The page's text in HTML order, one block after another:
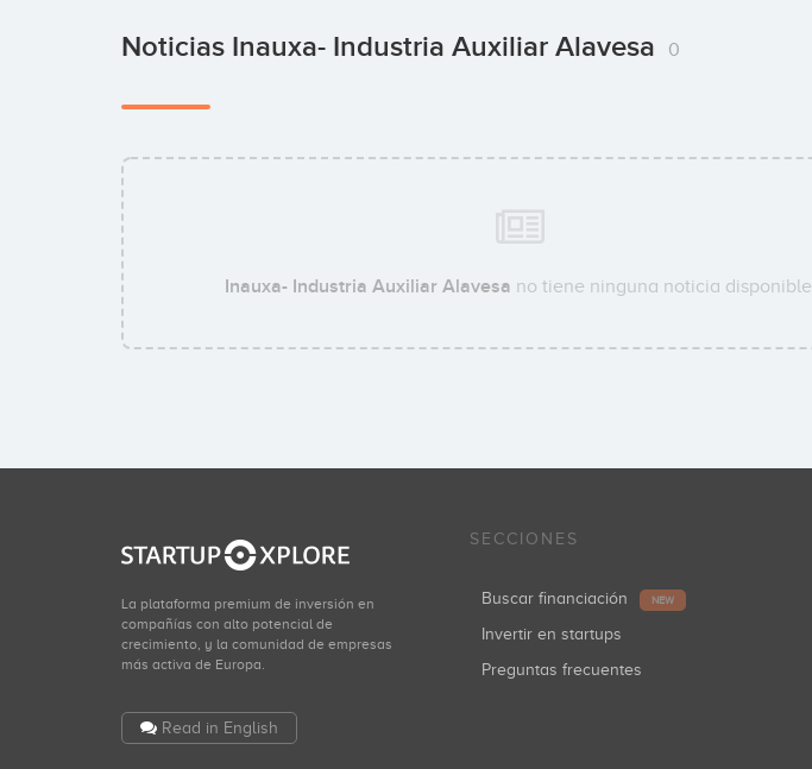
Noticias Inauxa- Industria Auxiliar Alavesa 0
Inauxa- Industria Auxiliar Alavesa no tiene ninguna noticia disponible.
La plataforma premium de inversión en
compañías con alto potencial de
crecimiento, y la comunidad de empresas
más activa de Europa.
Read in English
SECCIONES
Buscar financiación NEW
Invertir en startups
Preguntas frecuentes